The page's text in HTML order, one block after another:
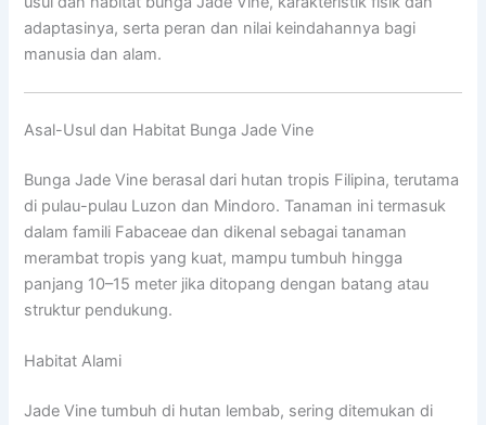
adaptasinya, serta peran dan nilai keindahannya bagi
manusia dan alam.
Asal-Usul dan Habitat Bunga Jade Vine
Bunga Jade Vine berasal dari hutan tropis Filipina, terutama
di pulau-pulau Luzon dan Mindoro. Tanaman ini termasuk
dalam famili Fabaceae dan dikenal sebagai tanaman
merambat tropis yang kuat, mampu tumbuh hingga
panjang 10–15 meter jika ditopang dengan batang atau
struktur pendukung.
Habitat Alami
Jade Vine tumbuh di hutan lembab, sering ditemukan di